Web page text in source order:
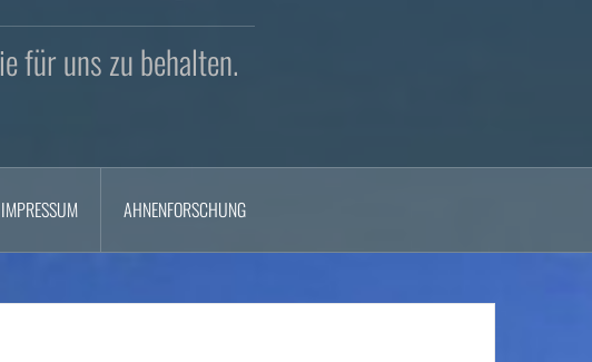
für uns zu behalten.
IMPRESSUM AHNENFORSCHUNG